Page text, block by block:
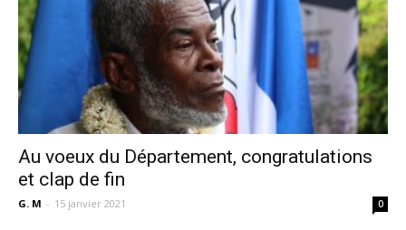
Au voeux du Département, congratulations
et clap de fin
G. M - 15 janvier 2021 0